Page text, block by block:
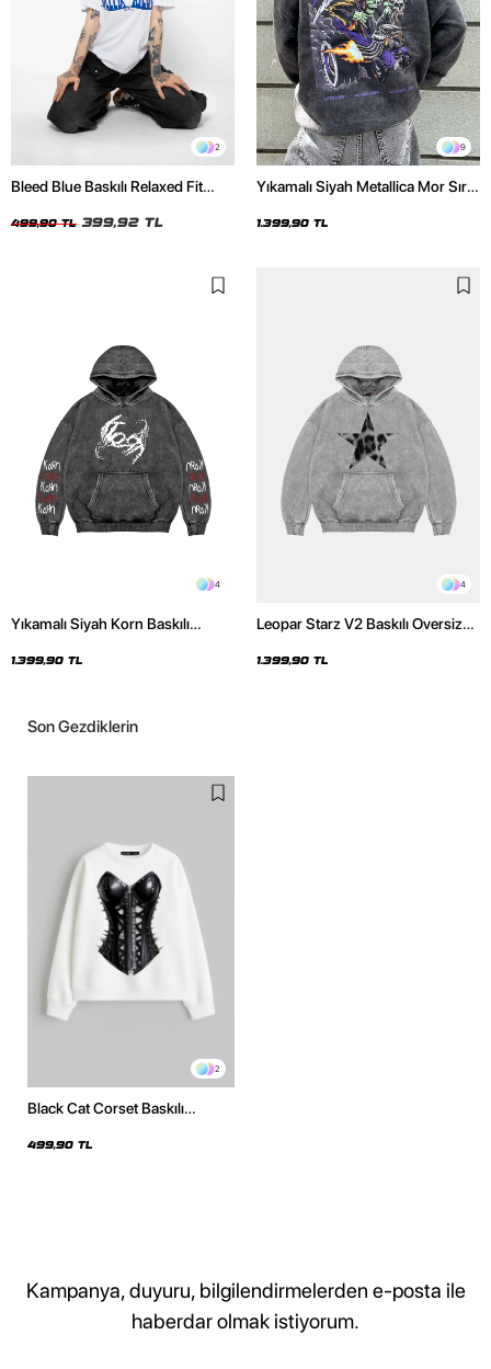
2
Bleed Blue Baskılı Relaxed Fit
499,90 TL 399,92 TL
9
Yıkamalı Siyah Metallica Mor Sırt
Hoodie
1.399,90 TL
4
Yıkamalı Siyah Korn Baskılı
1.399,90 TL
4
Leopar Starz V2 Baskılı Oversize
Hoodie
1.399,90 TL
Son Gezdiklerin
2
Black Cat Corset Baskılı
Beyaz Sweatshirt
499,90 TL
Kampanya, duyuru, bilgilendirmelerden e-posta ile
haberdar olmak istiyorum.